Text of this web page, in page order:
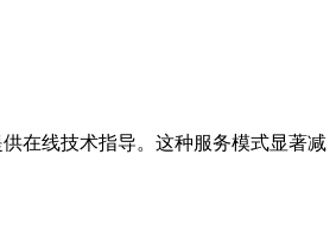
在线技术指导。这种服务模式显著减